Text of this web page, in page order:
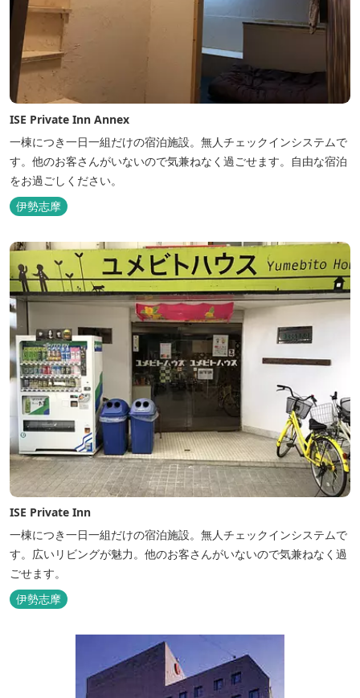
ISE Private Inn Annex
一棟につき一日一組だけの宿泊施設。無人チェックインシステムで
す。他のお客さんがいないので気兼ねなく過ごせます。自由な宿泊
をお過ごしください。
伊勢志摩
ISE Private Inn
一棟につき一日一組だけの宿泊施設。無人チェックインシステムで
す。広いリビングが魅力。他のお客さんがいないので気兼ねなく過
ごせます。
伊勢志摩